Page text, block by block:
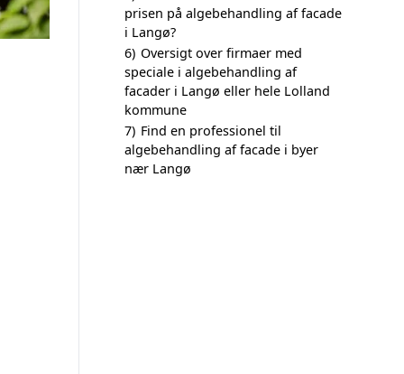
prisen på algebehandling af facade
i Langø?
6) Oversigt over firmaer med
speciale i algebehandling af
facader i Langø eller hele Lolland
kommune
7) Find en professionel til
algebehandling af facade i byer
nær Langø